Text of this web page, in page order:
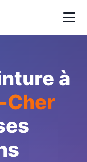
à
Cher